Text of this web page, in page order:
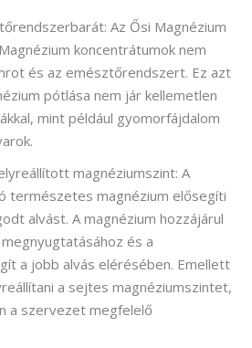
Az Ősi Magnézium
koncentrátumok nem
és az emésztőrendszert. Ez azt
pótlása nem jár kellemetlen
mint például gyomorfájdalom
magnéziumszint: A
természetes magnézium elősegíti
alvást. A magnézium hozzájárul
és a
a jobb alvás elérésében. Emellett
a sejtes magnéziumszintet,
a szervezet megfelelő